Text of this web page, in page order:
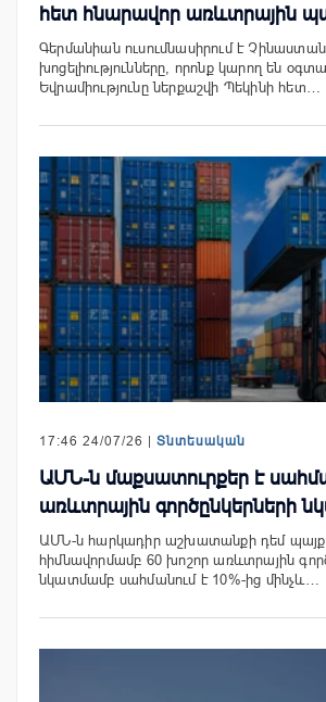
հետ հնարավոր առևտրային
Գերմանիան ուսումնասիրում է
խոցելիությունները, որոնք կարող են
Եվրամիությունը ներքաշվի Պեկինի հետ…
17:46 24/07/26 | Տնտեսական
ԱՄՆ-ն մաքսատուրքեր է
առևտրային գործընկերների
ԱՄՆ-ն հարկադիր աշխատանքի դեմ
հիմնավորմամբ 60 խոշոր առևտրային
նկատմամբ սահմանում է 10%-ից մինչև…